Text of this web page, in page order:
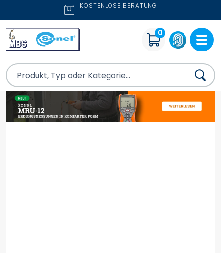
KOSTENLOSE BERATUNG
0